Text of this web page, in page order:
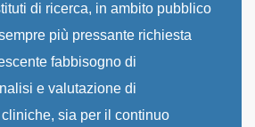
di ricerca, in ambito pubblico
più pressante richiesta
fabbisogno di
e valutazione di
sia per il continuo